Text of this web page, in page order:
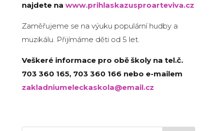
najdete na www.prihlaskazusproarteviva.cz
Zaměřujeme se na výuku populární hudby a
muzikálu. Přijímáme děti od 5 let.
Veškeré informace pro obě školy na tel.č.
703 360 165, 703 360 166 nebo e-mailem
zakladniumeleckaskola@email.cz